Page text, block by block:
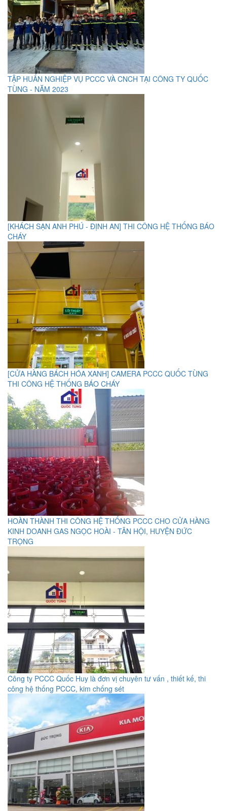
TẬP HUẤN NGHIỆP VỤ PCCC VÀ CNCH TẠI CÔNG TY QUỐC
TÙNG - NĂM 2023
[KHÁCH SẠN ANH PHÚ - ĐỊNH AN] THI CÔNG HỆ THỐNG BÁO
CHÁY
[CỬA HÀNG BÁCH HÓA XANH] CAMERA PCCC QUỐC TÙNG
THI CÔNG HỆ THỐNG BÁO CHÁY
HOÀN THÀNH THI CÔNG HỆ THỐNG PCCC CHO CỬA HÀNG
KINH DOANH GAS NGỌC HOÀI - TÂN HỘI, HUYỆN ĐỨC
TRỌNG
Công ty PCCC Quốc Huy là đơn vị chuyên tư vấn , thiết kế, thi
công hệ thống PCCC, kim chống sét